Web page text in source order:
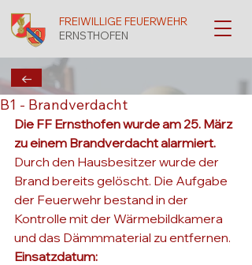
FREIWILLIGE FEUERWEHR
ERNSTHOFEN
B1 - Brandverdacht
Die FF Ernsthofen wurde am 25. März
zu einem Brandverdacht alarmiert.
Durch den Hausbesitzer wurde der
Brand bereits gelöscht. Die Aufgabe
der Feuerwehr bestand in der
Kontrolle mit der Wärmebildkamera
und das Dämmmaterial zu entfernen.
Einsatzdatum:
←